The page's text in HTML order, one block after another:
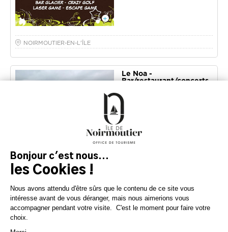
NOIRMOUTIER-EN-L'ÎLE
Le Noa -
Bar/restaurant/concerts
NOIRMOUTIER-EN-L'ÎLE
L' Amour à la plage -
Bar/brasserie vue mer